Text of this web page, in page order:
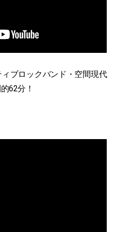
ブロックバンド・空間現代
62分！